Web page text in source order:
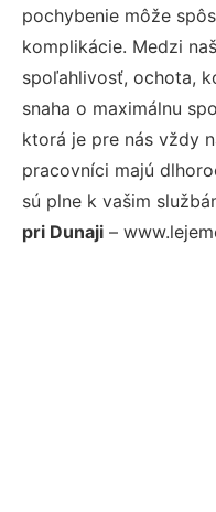
pochybenie môže
komplikácie. Medzi
spoľahlivosť, ochota,
snaha o maximálnu
ktorá je pre nás vždy
pracovníci majú
sú plne k vašim
pri Dunaji –